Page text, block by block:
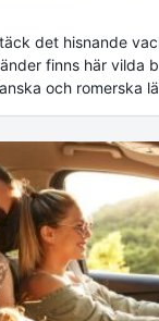
det hisnande
finns här vilda
och romerska